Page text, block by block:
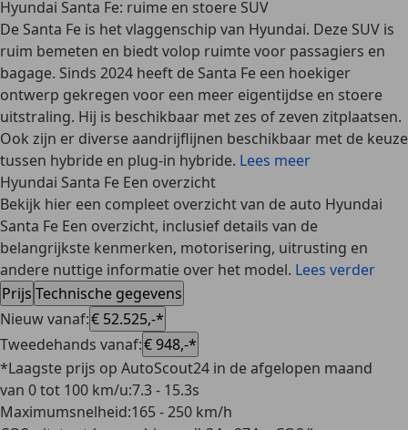
Hyundai Santa Fe: ruime en stoere SUV
De Santa Fe is het vlaggenschip van Hyundai. Deze SUV is
ruim bemeten en biedt volop ruimte voor passagiers en
bagage. Sinds 2024 heeft de Santa Fe een hoekiger
ontwerp gekregen voor een meer eigentijdse en stoere
uitstraling. Hij is beschikbaar met zes of zeven zitplaatsen.
Ook zijn er diverse aandrijflijnen beschikbaar met de keuze
tussen hybride en plug-in hybride. Lees meer
Hyundai Santa Fe Een overzicht
Bekijk hier een compleet overzicht van de auto Hyundai
Santa Fe Een overzicht, inclusief details van de
belangrijkste kenmerken, motorisering, uitrusting en
andere nuttige informatie over het model. Lees verder
Prijs Technische gegevens
Nieuw vanaf:€ 52.525,-*
Tweedehands vanaf:€ 948,-*
*Laagste prijs op AutoScout24 in de afgelopen maand
van 0 tot 100 km/u:7.3 - 15.3s
Maximumsnelheid:165 - 250 km/h